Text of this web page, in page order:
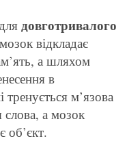
довготривалого
відкладає
а шляхом
в
м’язова
слова, а мозок
об’єкт.